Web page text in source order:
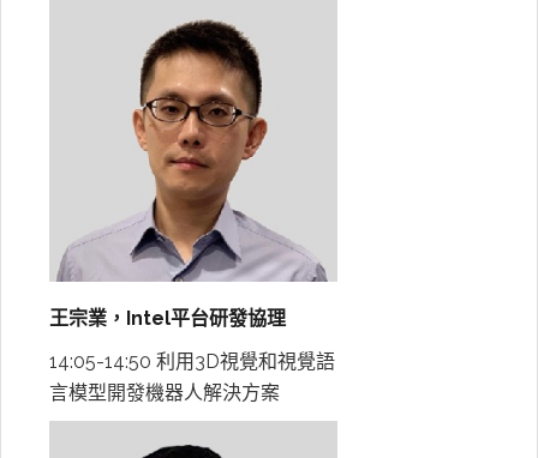
王宗業，Intel平台研發協理
14:05-14:50 利用3D視覺和視覺語
言模型開發機器人解決方案